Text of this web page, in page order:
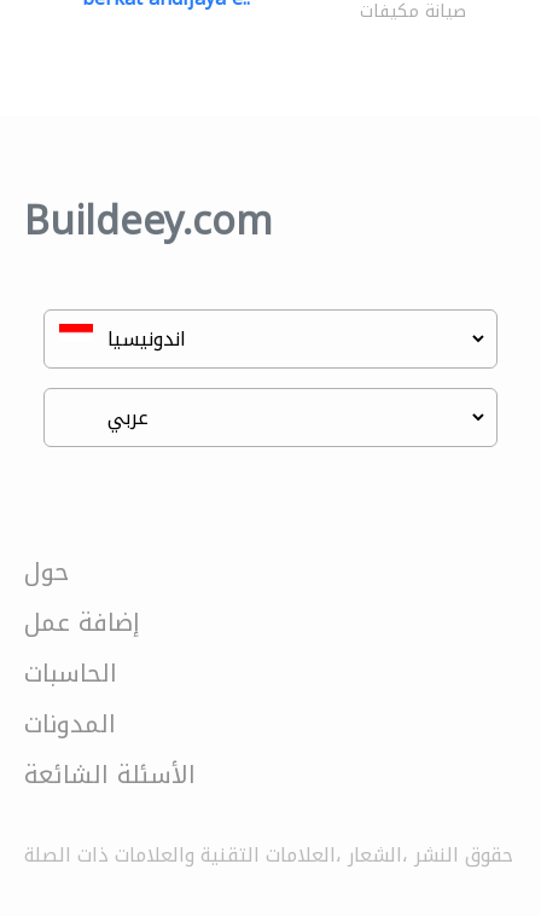
صيانة مكيفات
Buildeey.com
حول
إضافة عمل
الحاسبات
المدونات
الأسئلة الشائعة
حقوق النشر ،الشعار ،العلامات التقنية والعلامات ذات الصلة